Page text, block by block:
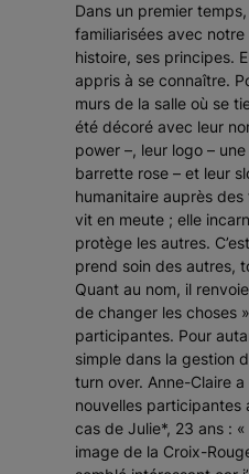
Dans un premier
familiarisées avec notre
histoire, ses principes.
appris à se connaître.
murs de la salle où se
été décoré avec leur
power –, leur logo –
barrette rose – et leur
humanitaire auprès des
vit en meute ; elle
protège les autres.
prend soin des autres,
Quant au nom, il
de changer les choses
participantes. Pour
simple dans la gestion
turn over. Anne-Claire
nouvelles participantes
cas de Julie*, 23 ans : «
image de la Croix-